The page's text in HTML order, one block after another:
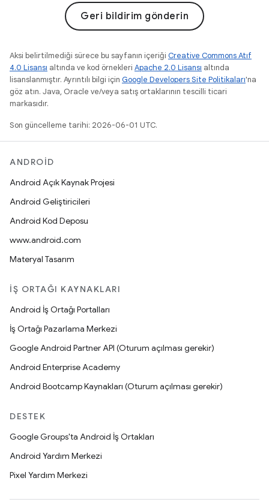
Geri bildirim gönderin
Aksi belirtilmediği sürece bu sayfanın içeriği Creative Commons Atıf
4.0 Lisansı altında ve kod örnekleri Apache 2.0 Lisansı altında
lisanslanmıştır. Ayrıntılı bilgi için Google Developers Site Politikaları'na
göz atın. Java, Oracle ve/veya satış ortaklarının tescilli ticari
markasıdır.
Son güncelleme tarihi: 2026-06-01 UTC.
ANDROID
Android Açık Kaynak Projesi
Android Geliştiricileri
Android Kod Deposu
www.android.com
Materyal Tasarım
İŞ ORTAĞI KAYNAKLARI
Android İş Ortağı Portalları
İş Ortağı Pazarlama Merkezi
Google Android Partner API (Oturum açılması gerekir)
Android Enterprise Academy
Android Bootcamp Kaynakları (Oturum açılması gerekir)
DESTEK
Google Groups'ta Android İş Ortakları
Android Yardım Merkezi
Pixel Yardım Merkezi